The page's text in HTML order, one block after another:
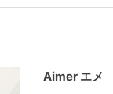
Aimer エメ